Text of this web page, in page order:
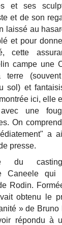
et ses
et de son
laissé au
et pour
cette
campe une
sol) et
ici, elle
une
On
a
presse.
du
Caneele
Rodin.
obtenu le
» de Bruno
répondu à